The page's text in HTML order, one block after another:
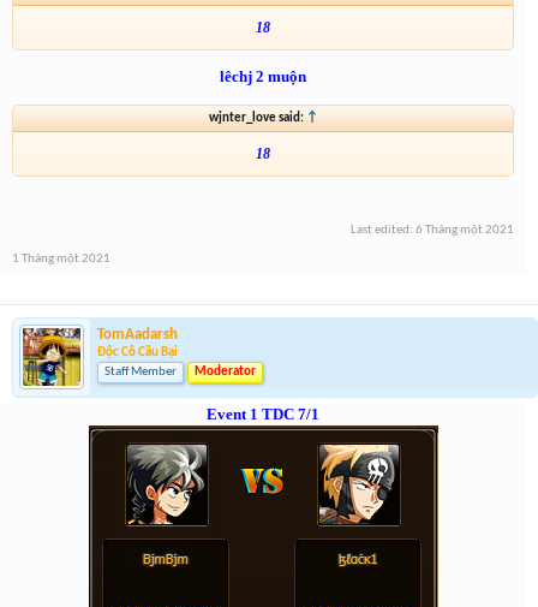
18
lêchj 2 muộn
wjnter_love said: ↑
18
Last edited: 6 Tháng một 2021
1 Tháng một 2021
TomAadarsh
Độc Cô Cầu Bại
Staff Member
Moderator
Event 1 TDC 7/1